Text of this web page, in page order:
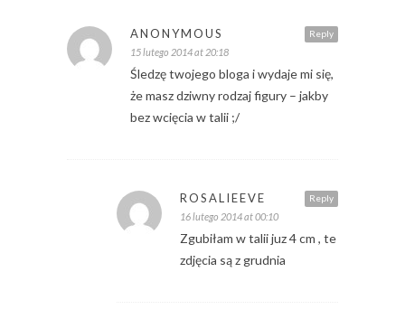
Reply
ANONYMOUS
15 lutego 2014 at 20:18
Śledzę twojego bloga i wydaje mi się,
że masz dziwny rodzaj figury – jakby
bez wcięcia w talii ;/
Reply
ROSALIEEVE
16 lutego 2014 at 00:10
Zgubiłam w talii juz 4 cm , te
zdjęcia są z grudnia